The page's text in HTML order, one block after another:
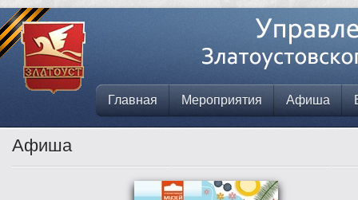
Главная Мероприятия Афиша
Афиша